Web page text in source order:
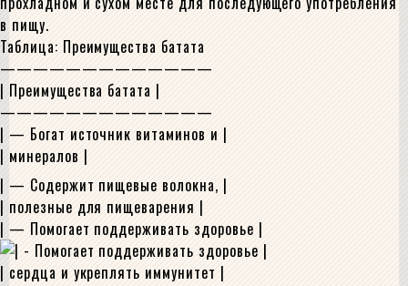
в пищу.
Таблица: Преимущества батата
—————————————
| Преимущества батата |
—————————————
| — Богат источник витаминов и |
| минералов |
| — Содержит пищевые волокна, |
| полезные для пищеварения |
| — Помогает поддерживать здоровье |
| сердца и укреплять иммунитет |